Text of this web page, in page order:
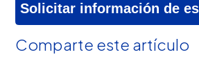
Solicitar información de
Comparte este artículo